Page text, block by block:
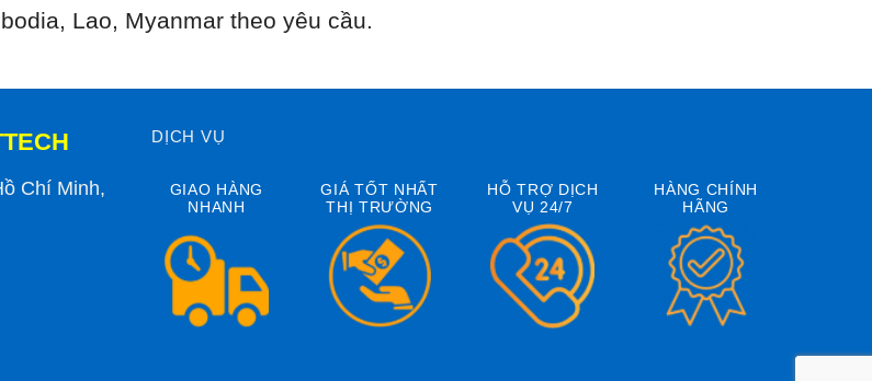
Lao, Myanmar theo yêu cầu.
Chí Minh,
DỊCH VỤ
GIAO HÀNG
NHANH
GIÁ TỐT NHẤT
THỊ TRƯỜNG
HỖ TRỢ DỊCH
VỤ 24/7
HÀNG CHÍNH
HÃNG